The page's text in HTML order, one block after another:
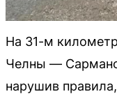
На 31-м
Челны —
нарушив